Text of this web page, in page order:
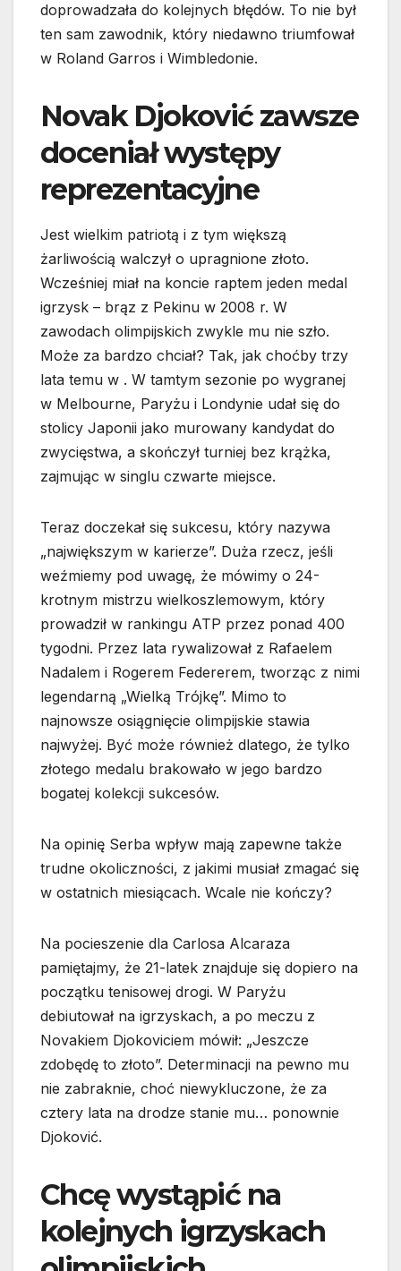
doprowadzała do kolejnych błędów. To nie był
ten sam zawodnik, który niedawno triumfował
w Roland Garros i Wimbledonie.
Novak Djoković zawsze
doceniał występy
reprezentacyjne
Jest wielkim patriotą i z tym większą
żarliwością walczył o upragnione złoto.
Wcześniej miał na koncie raptem jeden medal
igrzysk – brąz z Pekinu w 2008 r. W
zawodach olimpijskich zwykle mu nie szło.
Może za bardzo chciał? Tak, jak choćby trzy
lata temu w . W tamtym sezonie po wygranej
w Melbourne, Paryżu i Londynie udał się do
stolicy Japonii jako murowany kandydat do
zwycięstwa, a skończył turniej bez krążka,
zajmując w singlu czwarte miejsce.
Teraz doczekał się sukcesu, który nazywa
„największym w karierze”. Duża rzecz, jeśli
weźmiemy pod uwagę, że mówimy o 24-
krotnym mistrzu wielkoszlemowym, który
prowadził w rankingu ATP przez ponad 400
tygodni. Przez lata rywalizował z Rafaelem
Nadalem i Rogerem Federerem, tworząc z nimi
legendarną „Wielką Trójkę”. Mimo to
najnowsze osiągnięcie olimpijskie stawia
najwyżej. Być może również dlatego, że tylko
złotego medalu brakowało w jego bardzo
bogatej kolekcji sukcesów.
Na opinię Serba wpływ mają zapewne także
trudne okoliczności, z jakimi musiał zmagać się
w ostatnich miesiącach. Wcale nie kończy?
Na pocieszenie dla Carlosa Alcaraza
pamiętajmy, że 21-latek znajduje się dopiero na
początku tenisowej drogi. W Paryżu
debiutował na igrzyskach, a po meczu z
Novakiem Djokoviciem mówił: „Jeszcze
zdobędę to złoto”. Determinacji na pewno mu
nie zabraknie, choć niewykluczone, że za
cztery lata na drodze stanie mu… ponownie
Djoković.
Chcę wystąpić na
kolejnych igrzyskach